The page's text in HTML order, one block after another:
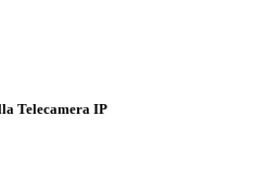
Telecamera IP